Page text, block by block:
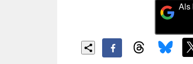
Als